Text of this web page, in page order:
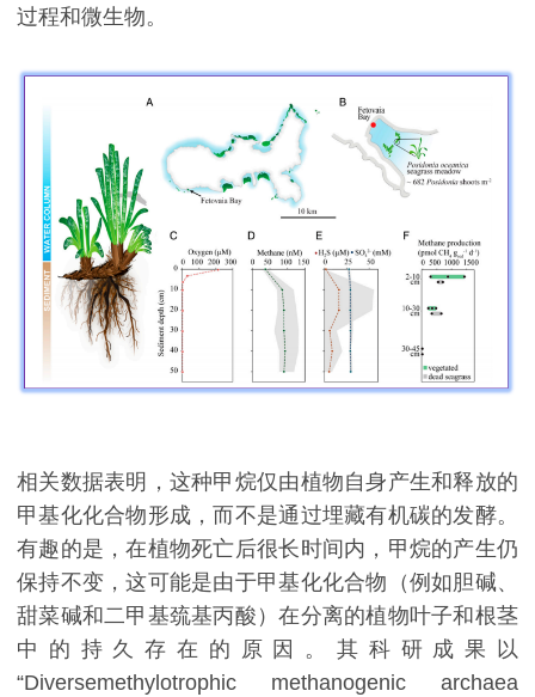
过程和微生物。
相关数据表明，这种甲烷仅由植物自身产生和释放的
甲基化化合物形成，而不是通过埋藏有机碳的发酵。
有趣的是，在植物死亡后很长时间内，甲烷的产生仍
保持不变，这可能是由于甲基化化合物（例如胆碱、
甜菜碱和二甲基巯基丙酸）在分离的植物叶子和根茎
中的持久存在的原因。其科研成果以
“Diversemethylotrophic methanogenic archaea